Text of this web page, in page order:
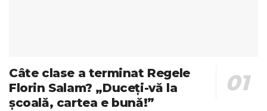
Câte clase a terminat Regele
Florin Salam? „Duceți-vă la
școală, cartea e bună!”